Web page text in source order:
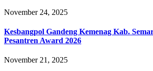
November 24, 2025
Kesbangpol Gandeng Kemenag Kab.
Pesantren Award 2026
November 21, 2025